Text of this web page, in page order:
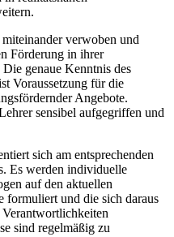
verwoben und
Förderung in ihrer
genaue Kenntnis des
Voraussetzung für die
Angebote.
sensibel aufgegriffen und
sich am entsprechenden
Es werden individuelle
auf den aktuellen
formuliert und die sich daraus
Verantwortlichkeiten
sind regelmäßig zu